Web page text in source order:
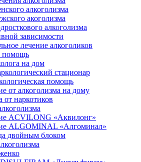
алкоголизма
акоголизма
алкоголизма
зависимости
лечение алкоголиков
помощь
на дом
стационар
помощь
от алкоголизма на дому
от наркотиков
ACVILONG «Аквилонг»
ALGOMINAL «Алгоминал»
двойным блоком